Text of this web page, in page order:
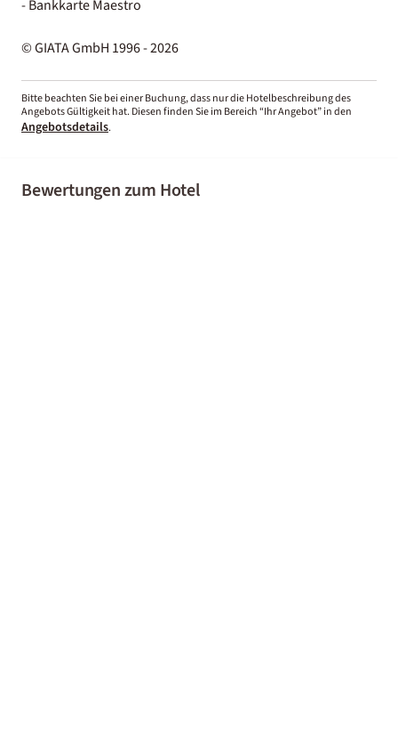
- Bankkarte Maestro
© GIATA GmbH 1996 - 2026
Bitte beachten Sie bei einer Buchung, dass nur die Hotelbeschreibung des
Angebots Gültigkeit hat. Diesen finden Sie im Bereich “Ihr Angebot” in den
Angebotsdetails.
Bewertungen zum Hotel